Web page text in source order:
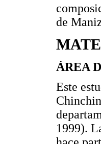
de
ÁREA
Este
1999).